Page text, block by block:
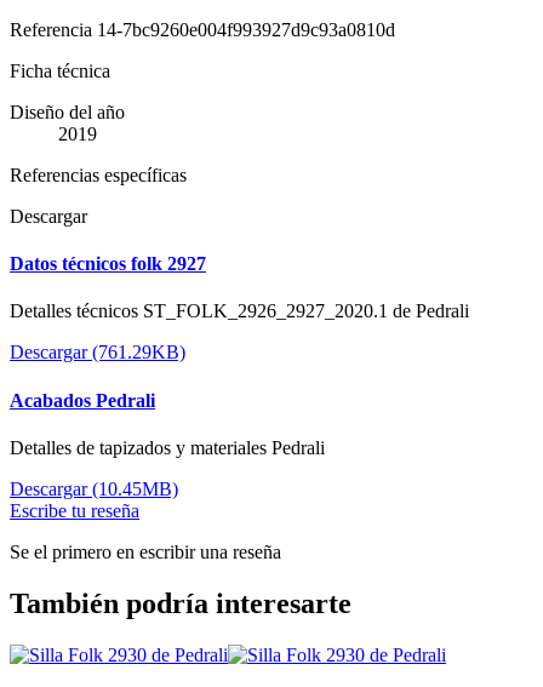
Referencia 14-7bc9260e004f993927d9c93a0810d
Ficha técnica
Diseño del año
2019
Referencias específicas
Descargar
Datos técnicos folk 2927
Detalles técnicos ST_FOLK_2926_2927_2020.1 de Pedrali
Descargar (761.29KB)
Acabados Pedrali
Detalles de tapizados y materiales Pedrali
Descargar (10.45MB)
Escribe tu reseña
Se el primero en escribir una reseña
También podría interesarte